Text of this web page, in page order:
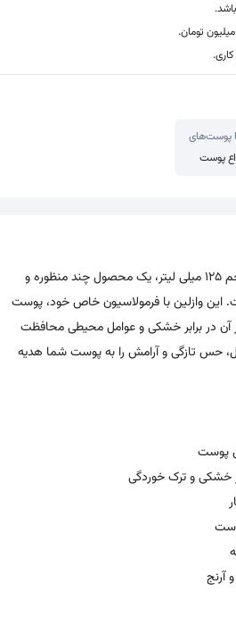
تومان.
پوست‌های
پوست
وازلین کنز مدل Fragrant با حجم 125 میلی لیتر، یک محصول چند منظوره و
این وازلین با فرمولاسیون خاص خود، پوست
آن در برابر خشکی و عوامل محیطی محافظت
حس تازگی و آرامش را به پوست شما هدیه
پوست
خشکی و ترک خوردگی
آرنج